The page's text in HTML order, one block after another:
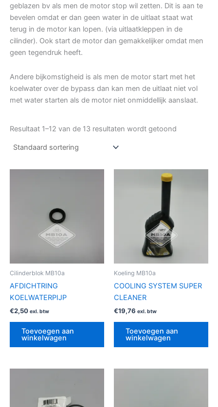
geblazen bv als men de motor stop wil zetten. Dit is aan te
bevelen omdat er dan geen water in de uitlaat staat wat
terug in de motor kan lopen. (via uitlaatkleppen in de
cilinder). Ook start de motor dan gemakkelijker omdat men
geen tegendruk heeft.
Andere bijkomstigheid is als men de motor start met het
koelwater over de bypass dan kan men de uitlaat niet vol
met water starten als de motor niet onmiddellijk aanslaat.
Resultaat 1–12 van de 13 resultaten wordt getoond
Cilinderblok MB10a
AFDICHTRING
KOELWATERPIJP
€2,50 exl. btw
Toevoegen aan
winkelwagen
Koeling MB10a
COOLING SYSTEM SUPER
CLEANER
€19,76 exl. btw
Toevoegen aan
winkelwagen